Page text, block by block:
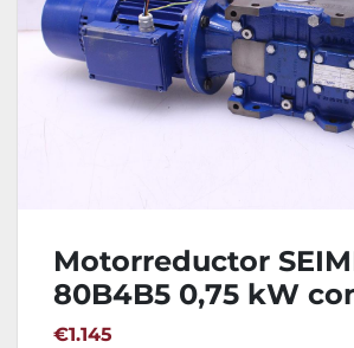
Motorreductor
80B4B5 0,75 kW
€1.145